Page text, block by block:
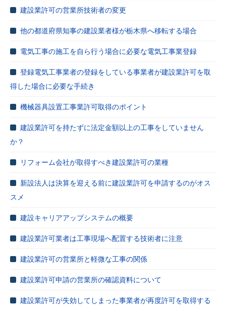
建設業許可の営業所技術者の変更
他の都道府県知事の建設業者様が栃木県へ移転する場合
電気工事の施工を自ら行う場合に必要な電気工事業登録
登録電気工事業者の登録をしている事業者が建設業許可を取
得した場合に必要な手続き
機械器具設置工事業許可取得のポイント
建設業許可を持たずに法定金額以上の工事をしていません
か？
リフォーム会社が取得すべき建設業許可の業種
新設法人は決算を迎える前に建設業許可を申請するのがオス
スメ
建設キャリアアップシステムの概要
建設業許可業者は工事現場へ配置する技術者に注意
建設業許可の営業所と軽微な工事の関係
建設業許可申請の営業所の確認資料について
建設業許可が失効してしまった事業者が再度許可を取得する